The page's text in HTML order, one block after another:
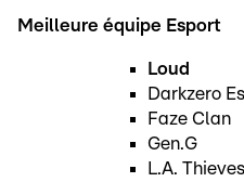
Meilleure équipe Esport
Loud
Darkzero
Faze Clan
Gen.G
L.A. Thieves